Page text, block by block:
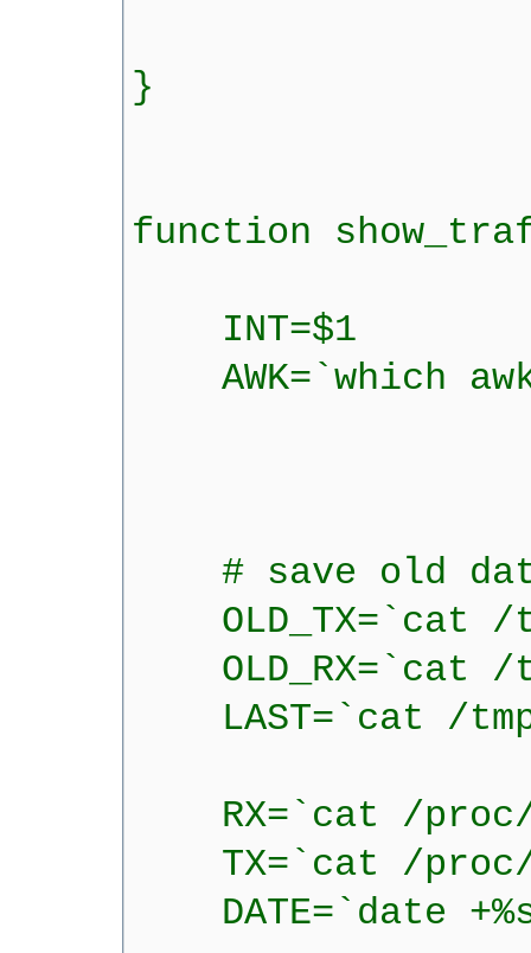
}
function
INT=$1
AWK=`which
# save old
OLD_TX=`cat /
OLD_RX=`cat /
LAST=`cat /
RX=`cat /
TX=`cat /proc/
DATE=`date